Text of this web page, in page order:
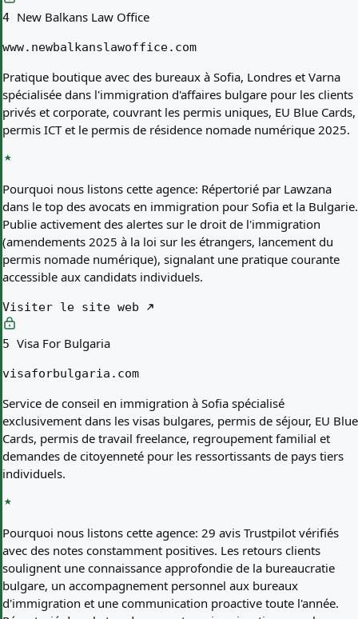
4 New Balkans Law Office
www.newbalkanslawoffice.com
Pratique boutique avec des bureaux à Sofia, Londres et Varna
spécialisée dans l'immigration d'affaires bulgare pour les clients
privés et corporate, couvrant les permis uniques, EU Blue Cards,
permis ICT et le permis de résidence nomade numérique 2025.
Pourquoi nous listons cette agence: Répertorié par Lawzana
dans le top des avocats en immigration pour Sofia et la Bulgarie.
Publie activement des alertes sur le droit de l'immigration
(amendements 2025 à la loi sur les étrangers, lancement du
permis nomade numérique), signalant une pratique courante
accessible aux candidats individuels.
Visiter le site web
5 Visa For Bulgaria
visaforbulgaria.com
Service de conseil en immigration à Sofia spécialisé
exclusivement dans les visas bulgares, permis de séjour, EU Blue
Cards, permis de travail freelance, regroupement familial et
demandes de citoyenneté pour les ressortissants de pays tiers
individuels.
Pourquoi nous listons cette agence: 29 avis Trustpilot vérifiés
avec des notes constamment positives. Les retours clients
soulignent une connaissance approfondie de la bureaucratie
bulgare, un accompagnement personnel aux bureaux
d'immigration et une communication proactive toute l'année.